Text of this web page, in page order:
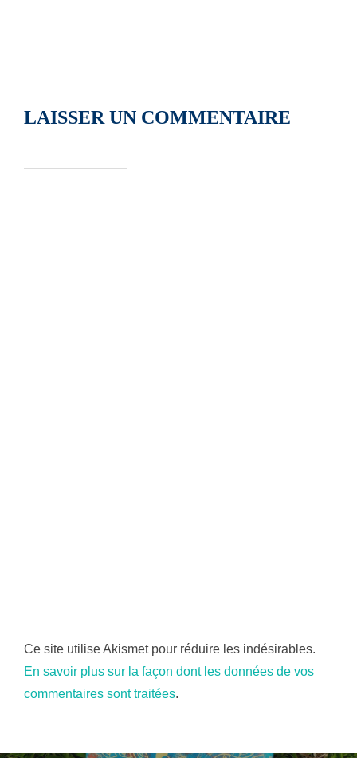
LAISSER UN COMMENTAIRE
Ce site utilise Akismet pour réduire les indésirables.
En savoir plus sur la façon dont les données de vos
commentaires sont traitées.